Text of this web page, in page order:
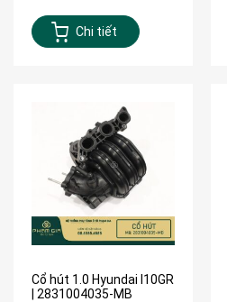
Chi tiết
Cổ hút 1.0 Hyundai I10GR
| 2831004035-MB